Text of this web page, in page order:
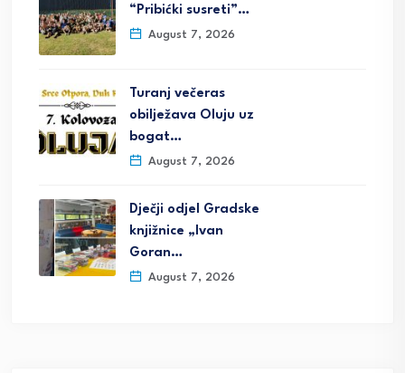
“Pribićki susreti”…
August 7, 2026
Turanj večeras
obilježava Oluju uz
bogat…
August 7, 2026
Dječji odjel Gradske
knjižnice „Ivan
Goran…
August 7, 2026